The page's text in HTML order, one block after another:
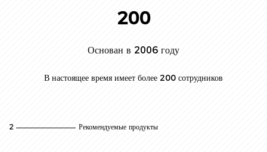
200
Основан в 2006 году
В настоящее время имеет более 200 сотрудников
2 Рекомендуемые продукты